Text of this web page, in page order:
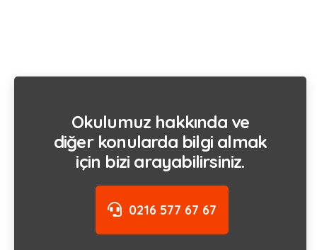
Okulumuz hakkında ve
diğer konularda bilgi almak
için bizi arayabilirsiniz.
0216 577 67 67